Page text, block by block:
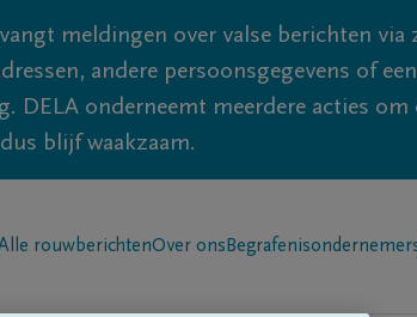
meldingen over valse berichten via
andere persoonsgegevens of
DELA onderneemt meerdere acties
blijf waakzaam.
rouwberichtenOver ons